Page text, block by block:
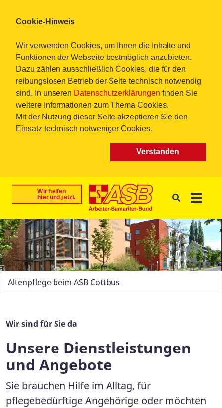
Cookie-Hinweis
Wir verwenden Cookies, um Ihnen die Inhalte und
Funktionen der Webseite bestmöglich anzubieten.
Dazu zählen ausschließlich Cookies, die für den
reibungslosen Betrieb der Seite technisch notwendig
sind. In unseren Datenschutzerklärungen finden Sie
weitere Informationen zum Thema Cookies.
Mit der Nutzung dieser Seite akzeptieren Sie den
Einsatz technisch notweniger Cookies.
Verstanden
Altenpflege beim ASB Cottbus
Wir sind für Sie da
Unsere Dienstleistungen
und Angebote
Sie brauchen Hilfe im Alltag, für
pflegebedürftige Angehörige oder möchten